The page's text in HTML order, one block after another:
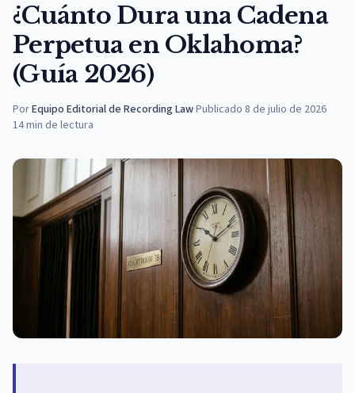
¿Cuánto Dura una Cadena
Perpetua en Oklahoma?
(Guía 2026)
PorEquipo Editorial de Recording Law·Publicado 8 de julio de 2026
14min de lectura